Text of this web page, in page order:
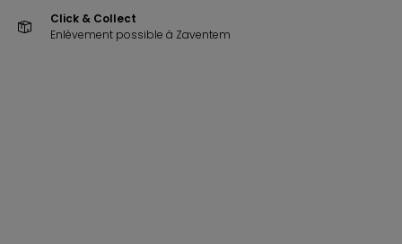
Click & Collect
Enlèvement possible à Zaventem